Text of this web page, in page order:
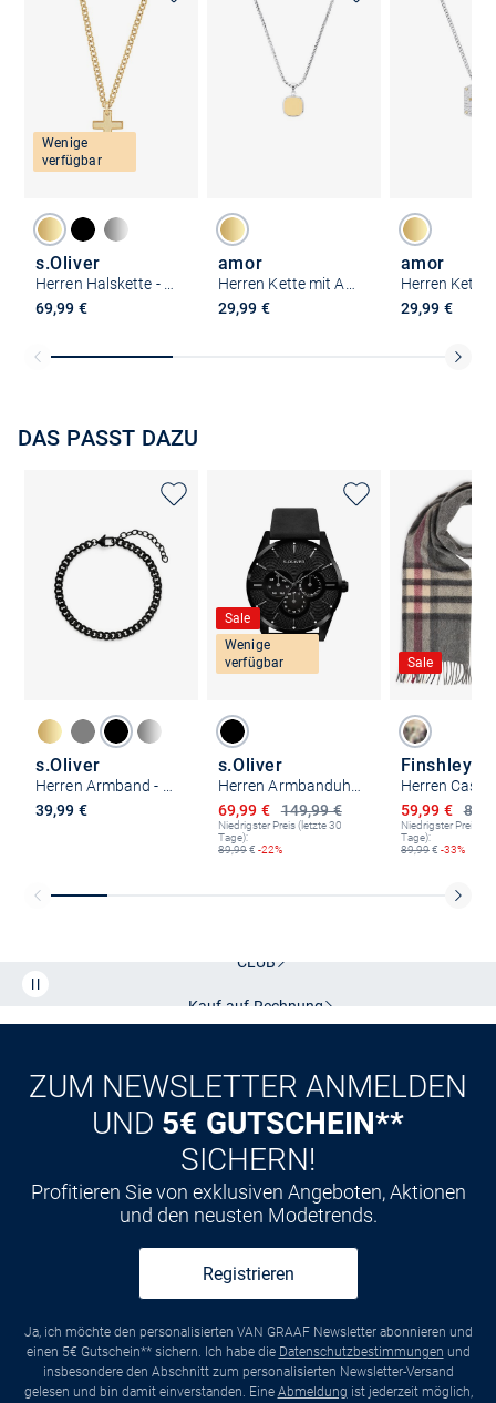
Wenige
verfügbar
s.Oliver
69,99 €
amor
29,99 €
amor
29,99 €
DAS PASST DAZU
s.Oliver
39,99 €
Sale
Wenige
verfügbar
s.Oliver
149,99 €
Ermäßigter Preis
69,99 €
Niedrigster Preis (letzte 30
Tage):
89,99€ -22%
Sale
Ermäßigter
59,99 €
Niedrigster Preis
Tage):
89,99€ -33%
Kostenlose Lieferung und Retoure mit unserem Friends
CLUB
ZUM NEWSLETTER ANMELDEN
UND 5€ GUTSCHEIN**
SICHERN!
Profitieren Sie von exklusiven Angeboten, Aktionen
und den neusten Modetrends.
Registrieren
Ja, ich möchte den personalisierten VAN GRAAF Newsletter abonnieren und
einen 5€ Gutschein** sichern. Ich habe die Datenschutzbestimmungen und
insbesondere den Abschnitt zum personalisierten Newsletter-Versand
gelesen und bin damit einverstanden. Eine Abmeldung ist jederzeit möglich,